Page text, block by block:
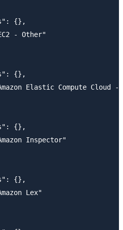
{},
- Other"
{},
Elastic Compute Cloud -
{},
Inspector"
{},
Lex"